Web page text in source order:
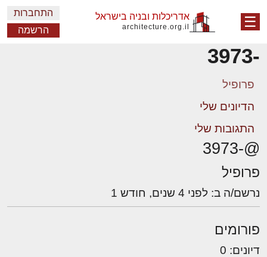
☰ אדריכלות ובניה בישראל
architecture.org.il
התחברות
הרשמה
-3973
פרופיל
הדיונים שלי
התגובות שלי
@-3973
פרופיל
נרשם/ה ב: לפני 4 שנים, חודש 1
פורומים
דיונים: 0